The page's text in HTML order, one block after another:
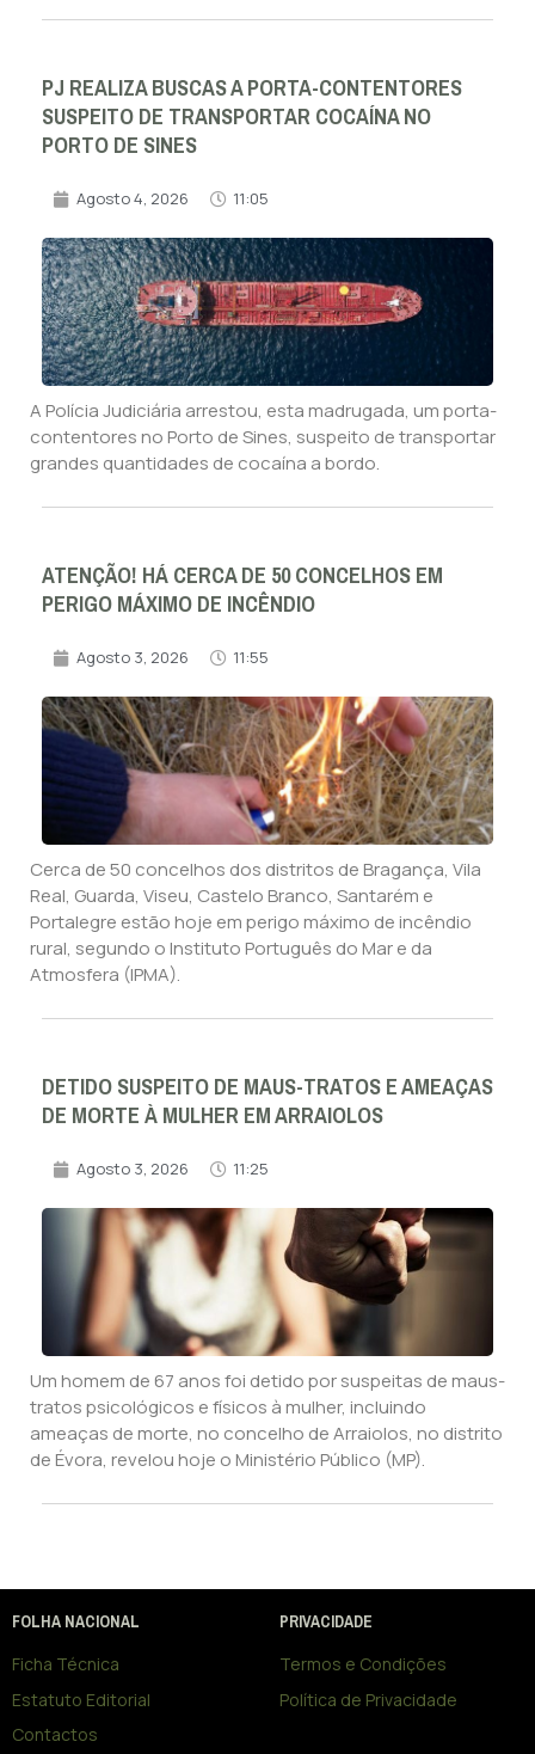
PJ REALIZA BUSCAS A PORTA-CONTENTORES
SUSPEITO DE TRANSPORTAR COCAÍNA NO
PORTO DE SINES
Agosto 4, 2026 11:05
A Polícia Judiciária arrestou, esta madrugada, um porta-
contentores no Porto de Sines, suspeito de transportar
grandes quantidades de cocaína a bordo.
ATENÇÃO! HÁ CERCA DE 50 CONCELHOS EM
PERIGO MÁXIMO DE INCÊNDIO
Agosto 3, 2026 11:55
Cerca de 50 concelhos dos distritos de Bragança, Vila
Real, Guarda, Viseu, Castelo Branco, Santarém e
Portalegre estão hoje em perigo máximo de incêndio
rural, segundo o Instituto Português do Mar e da
Atmosfera (IPMA).
DETIDO SUSPEITO DE MAUS-TRATOS E AMEAÇAS
DE MORTE À MULHER EM ARRAIOLOS
Agosto 3, 2026 11:25
Um homem de 67 anos foi detido por suspeitas de maus-
tratos psicológicos e físicos à mulher, incluindo
ameaças de morte, no concelho de Arraiolos, no distrito
de Évora, revelou hoje o Ministério Público (MP).
FOLHA NACIONAL
Ficha Técnica
Estatuto Editorial
Contactos
PRIVACIDADE
Termos e Condições
Política de Privacidade